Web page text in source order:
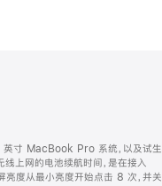
寸 MacBook Pro 系统，以及试生
网的电池续航时间，是在接入
度从最小亮度开始点击 8 次，并关